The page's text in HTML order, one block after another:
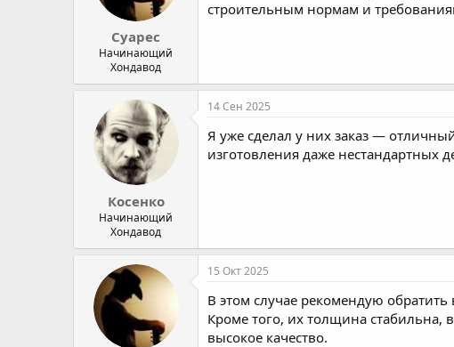
Суарес
Начинающий
Хондавод
строительным нормам и
Косенко
Начинающий
Хондавод
14 Сен 2025
Я уже сделал у них заказ —
изготовления даже нестандартных
15 Окт 2025
В этом случае рекомендую
Кроме того, их толщина стабильна,
высокое качество.